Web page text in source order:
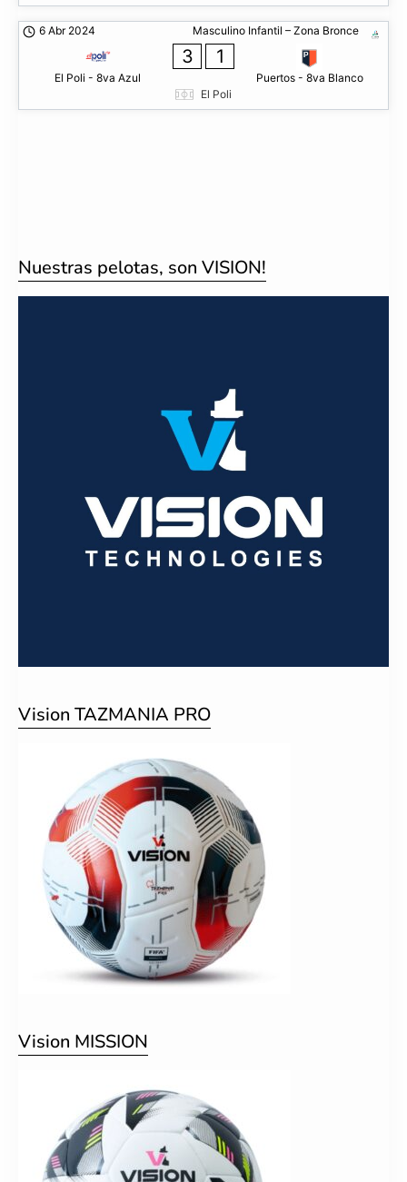
Masculino Infantil – Zona Bronce
6 Abr 2024
El Poli - 8va Azul
3 1
Puertos - 8va Blanco
El Poli
Nuestras pelotas, son VISION!
Vision TAZMANIA PRO
Vision MISSION